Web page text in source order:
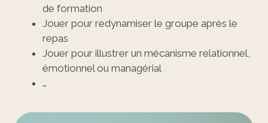
de formation
Jouer pour redynamiser le groupe après le
repas
Jouer pour illustrer un mécanisme relationnel,
émotionnel ou managérial
…